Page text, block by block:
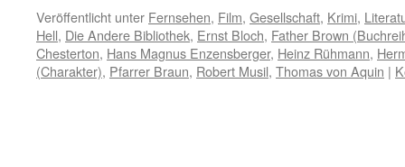
Veröffentlicht unter Fernsehen, Film, Gesellschaft, Krimi,
Hell, Die Andere Bibliothek, Ernst Bloch, Father Brown
Chesterton, Hans Magnus Enzensberger, Heinz Rühmann,
(Charakter), Pfarrer Braun, Robert Musil, Thomas von Aquin |